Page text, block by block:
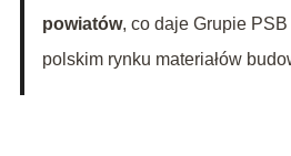
powiatów, co daje Grupie
polskim rynku materiałów